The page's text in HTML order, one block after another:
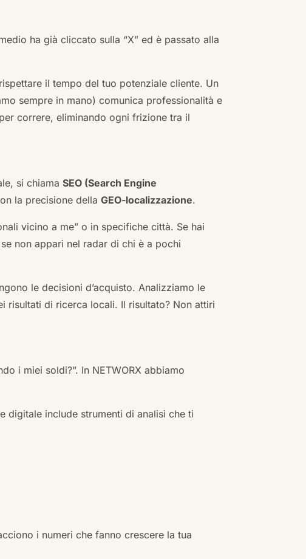
ha già cliccato sulla “X” ed è passato alla
il tempo del tuo potenziale cliente. Un
sempre in mano) comunica professionalità e
correre, eliminando ogni frizione tra il
si chiamaSEO (Search Engine
la precisione dellaGEO-localizzazione.
vicino a me” o in specifiche città. Se hai
non appari nel radar di chi è a pochi
le decisioni d’acquisto. Analizziamo le
risultati di ricerca locali. Il risultato? Non attiri
i miei soldi?”. In NETWORX abbiamo
digitale include strumenti di analisi che ti
i numeri che fanno crescere la tua